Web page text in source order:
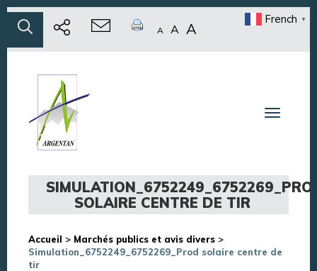
A A A
French ▼
Toggle
SOLAIRE CENTRE DE TIR
Accueil > Marchés publics et avis divers >
Simulation_6752249_6752269_Prod solaire centre de
tir